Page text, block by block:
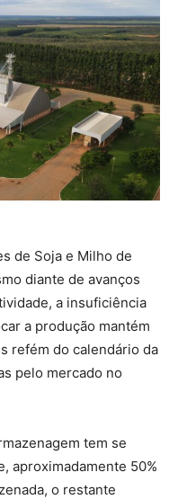
de Soja e Milho de
diante de avanços
a insuficiência
a produção mantém
refém do calendário da
pelo mercado no
tem se
aproximadamente 50%
o restante